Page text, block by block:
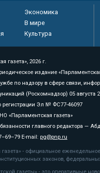
Экономика
В мире
Культура
газета», 2026 г.
издание
по надзору в сфере связи,
(Роскомнадзор) 05 августа
регистрации Эл № ФС77-46097
«Парламентская газета»
главного редактора —
E-mail: pg@pnp.ru
газета» - официальное
законов,
газеты» - это оперативные